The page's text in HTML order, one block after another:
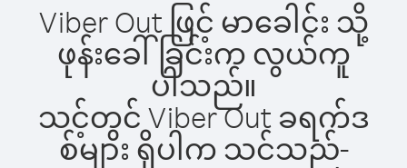
Viber Out ဖြင့် မာခေါင်း သို့
ဖုန်းခေါ်ခြင်းက လွယ်ကူ
ပါသည်။
သင့်တွင် Viber Out ခရက်ဒ
စ်များ ရှိပါက သင်သည်-